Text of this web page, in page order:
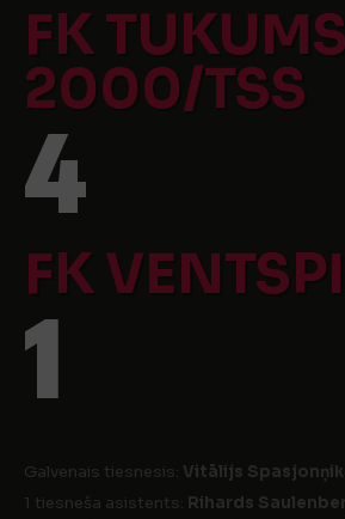
FK TUKUMS
2000/TSS
4
FK
1
Galvenais tiesnesis: Vitālijs
1 tiesneša asistents: Rihards